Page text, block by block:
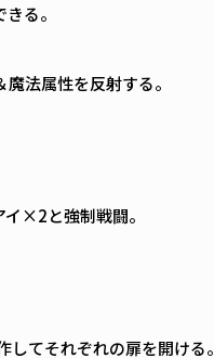
る。
法属性を反射する。
×2と強制戦闘。
てそれぞれの扉を開ける。